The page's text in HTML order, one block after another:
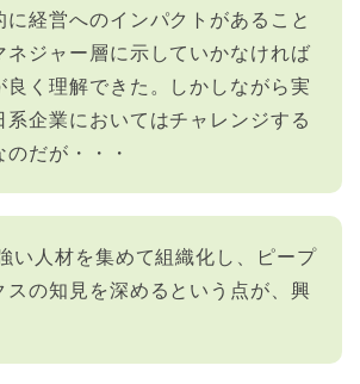
に経営へのインパクトがあること
ネジャー層に示していかなければ
良く理解できた。しかしながら実
系企業においてはチャレンジする
のだが・・・
い人材を集めて組織化し、ピープ
スの知見を深めるという点が、興